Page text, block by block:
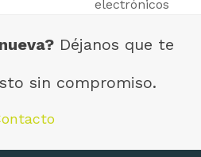
electrónicos
Déjanos que te
sin compromiso.